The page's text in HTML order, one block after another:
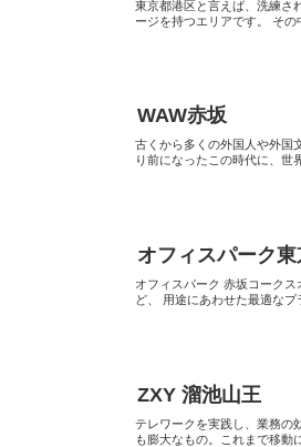
東京都港区と言えば、洗練さ
ージを持つエリアです。 その
WAW赤坂
古くから多くの外国人や外国
り前になったこの時代に、世
オフィスパーク
オフィスパーク 赤坂コーク
ど、 用途にあわせた最適なプ
ZXY 溜池山王
テレワークを実践し、業務の
も膨大なもの。これまで移動